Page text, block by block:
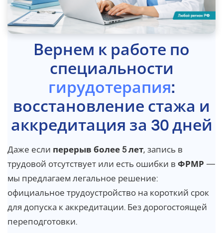
Вернем к работе по
специальности
гирудотерапия:
восстановление стажа и
аккредитация за 30 дней
Даже если перерыв более 5 лет, запись в
трудовой отсутствует или есть ошибки в ФРМР —
мы предлагаем легальное решение:
официальное трудоустройство на короткий срок
для допуска к аккредитации. Без дорогостоящей
переподготовки.